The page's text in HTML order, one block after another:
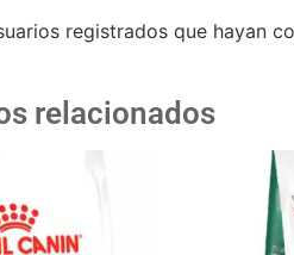
registrados que hayan
relacionados